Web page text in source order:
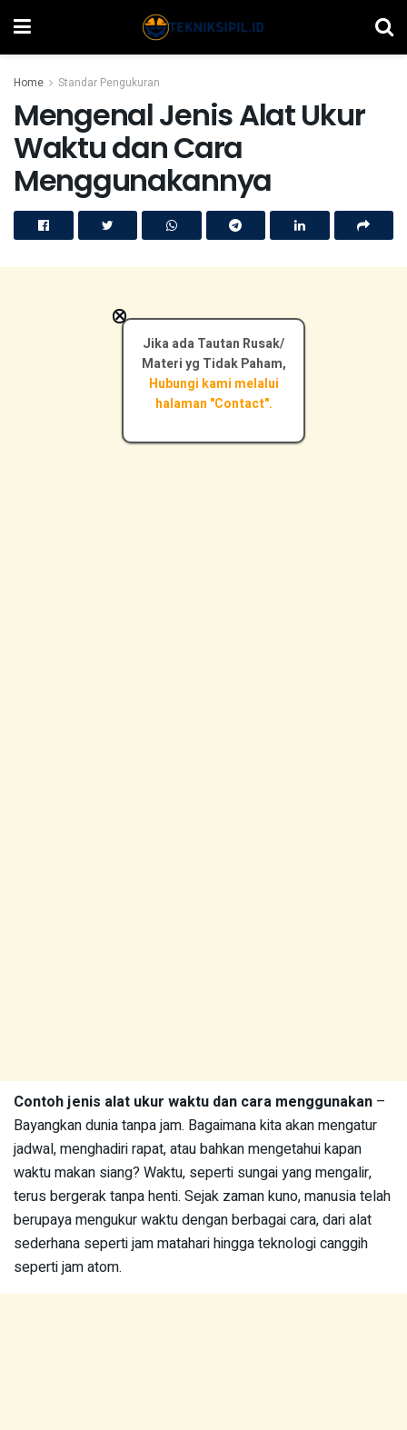
Home Standar Pengukuran
Mengenal Jenis Alat Ukur
Waktu dan Cara
Menggunakannya
Contoh jenis alat ukur waktu dan cara menggunakan –
Bayangkan dunia tanpa jam. Bagaimana kita akan mengatur
jadwal, menghadiri rapat, atau bahkan mengetahui kapan
waktu makan siang? Waktu, seperti sungai yang mengalir,
terus bergerak tanpa henti. Sejak zaman kuno, manusia telah
berupaya mengukur waktu dengan berbagai cara, dari alat
sederhana seperti jam matahari hingga teknologi canggih
seperti jam atom.
Jika ada Tautan Rusak/
Materi yg Tidak Paham,
Hubungi kami melalui
halaman "Contact".
×